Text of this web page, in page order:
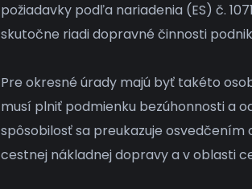
požiadavky podľa nariadenia (ES) č.
skutočne riadi dopravné činnosti
Pre okresné úrady majú byť takéto
musí plniť podmienku bezúhonnosti a
spôsobilosť sa preukazuje osvedčením
cestnej nákladnej dopravy a v oblasti